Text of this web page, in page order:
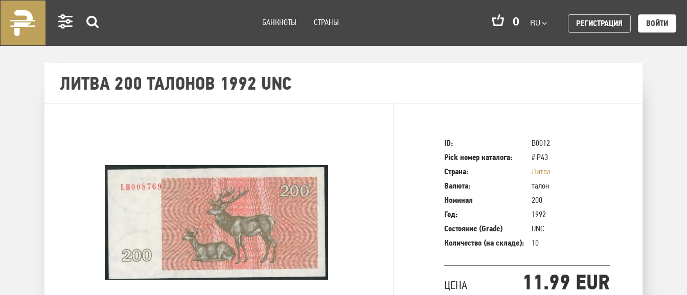
БАНКНОТЫ СТРАНЫ 0 RU РЕГИСТРАЦИЯ ВОЙТИ
ЛИТВА 200 ТАЛОНОВ 1992 UNC
ID:
B0012
Pick номер каталога:
# P43
Страна:
Литва
Валюта:
талон
Номинал
200
Год:
1992
Состояние (Grade)
UNC
Количество (на складе):
10
ЦЕНА 11.99 EUR